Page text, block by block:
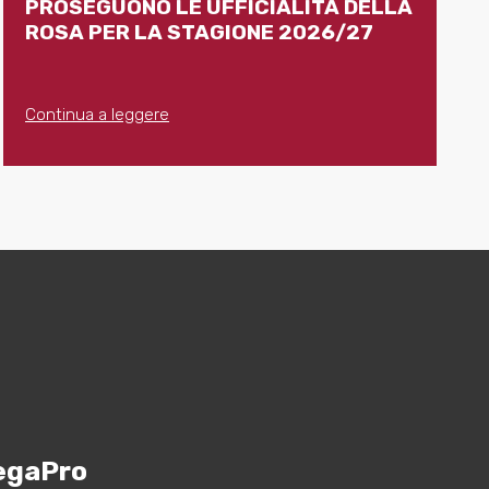
PROSEGUONO LE UFFICIALITÀ DELLA
ROSA PER LA STAGIONE 2026/27
Continua a leggere